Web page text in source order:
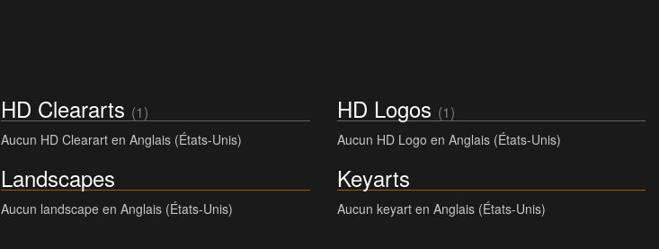
HD Cleararts (1)
Aucun HD Clearart en Anglais (États-Unis)
HD Logos (1)
Aucun HD Logo en Anglais (États-Unis)
Landscapes
Aucun landscape en Anglais (États-Unis)
Keyarts
Aucun keyart en Anglais (États-Unis)